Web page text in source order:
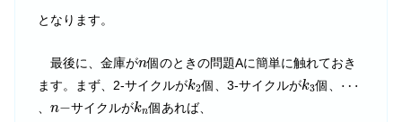
となります。
最後に、金庫がn
n個のときの問題Aに簡単に触れておき
ます。まず、2-サイクルがk2
k 2個、3-サイクルがk3
k 3個、 ⋯
⋯
、n−
n サイクルがkn
k n個あれば、